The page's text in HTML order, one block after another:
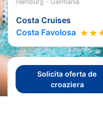
Hamburg - Germania
Costa Cruises
Costa Favolosa
Solicita oferta de
croaziera